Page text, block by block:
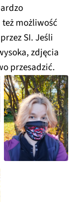
możliwość
SI. Jeśli
zdjęcia
przesadzić.